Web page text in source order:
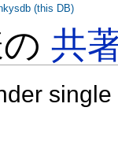
の共
(this DB)